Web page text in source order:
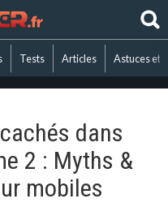
Tests Articles Astuces et
dans
2 : Myths &
mobiles